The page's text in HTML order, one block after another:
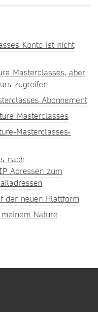
Konto ist nicht
Masterclasses, aber
zugreifen
Abonnement
Masterclasses
Masterclasses-
nach
Adressen zum
der neuen Plattform
Nature